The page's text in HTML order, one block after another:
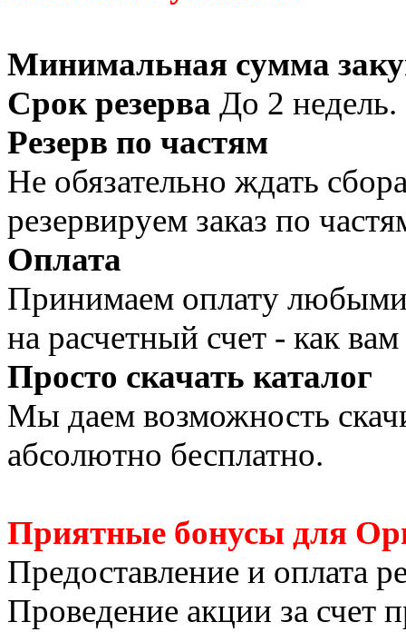
Минимальная сумма
Срок резерва До 2 недель.
Резерв по частям
Не обязательно ждать
резервируем заказ по
Оплата
Принимаем оплату
на расчетный счет - как
Просто скачать каталог
Мы даем возможность
абсолютно бесплатно.
Приятные бонусы для
Предоставление и оплата
Проведение акции за счет